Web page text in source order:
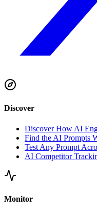
Discover
Discover How AI
Find the AI Prompts
Test Any Prompt
AI Competitor
Monitor